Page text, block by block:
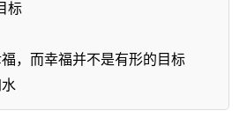
标
，而幸福并不是有形的目标